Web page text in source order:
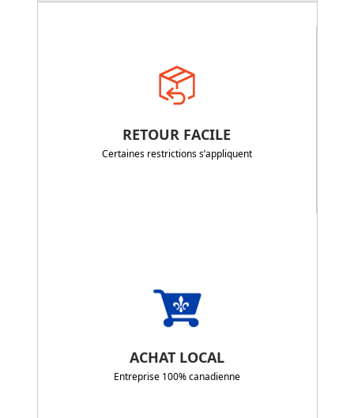
RETOUR FACILE
Certaines restrictions s’appliquent
ACHAT LOCAL
Entreprise 100% canadienne